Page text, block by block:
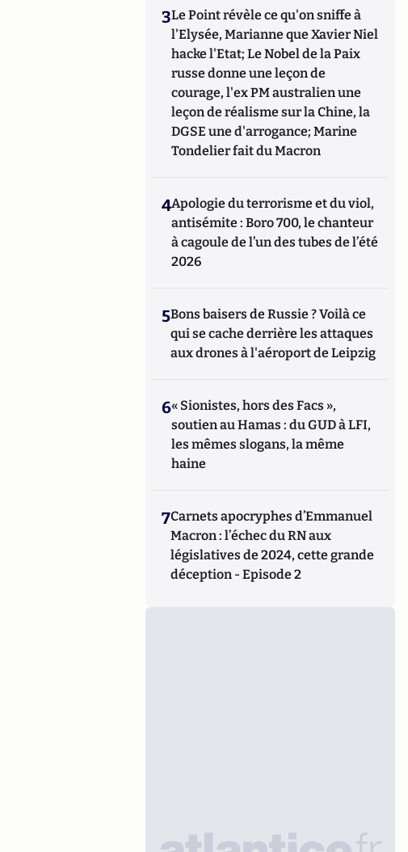
3Le Point révèle ce qu'on sniffe à
l'Elysée, Marianne que Xavier Niel
hacke l'Etat; Le Nobel de la Paix
russe donne une leçon de
courage, l'ex PM australien une
leçon de réalisme sur la Chine, la
DGSE une d'arrogance; Marine
Tondelier fait du Macron
4Apologie du terrorisme et du viol,
antisémite : Boro 700, le chanteur
à cagoule de l’un des tubes de l’été
2026
5Bons baisers de Russie ? Voilà ce
qui se cache derrière les attaques
aux drones à l'aéroport de Leipzig
6« Sionistes, hors des Facs »,
soutien au Hamas : du GUD à LFI,
les mêmes slogans, la même
haine
7Carnets apocryphes d’Emmanuel
Macron : l’échec du RN aux
législatives de 2024, cette grande
déception - Episode 2